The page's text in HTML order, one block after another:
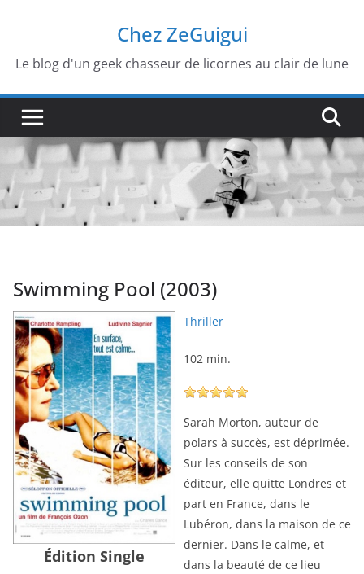
contenu
Chez ZeGuigui
Le blog d'un geek chasseur de licornes au clair de lune
Swimming Pool (2003)
Édition Single
Thriller
102 min.
Sarah Morton, auteur de
polars à succès, est déprimée.
Sur les conseils de son
éditeur, elle quitte Londres et
part en France, dans le
Lubéron, dans la maison de ce
dernier. Dans le calme, et
dans la beauté de ce lieu